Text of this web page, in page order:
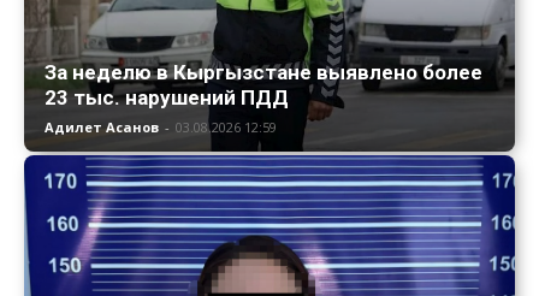
За неделю в Кыргызстане выявлено более
23 тыс. нарушений ПДД
Адилет Асанов - 03.08.2026 12:59